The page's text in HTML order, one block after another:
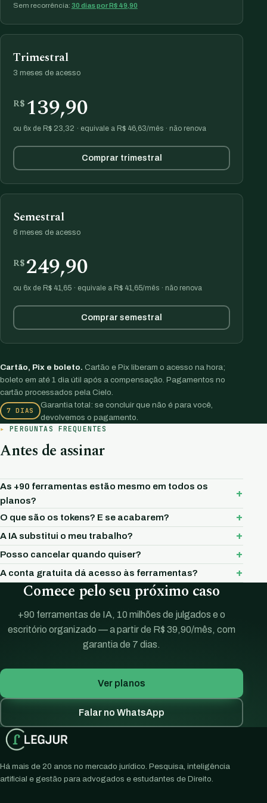
Sem recorrência: 30 dias por R$ 49,90
Trimestral
3 meses de acesso
R$ 139,90
ou 6x de R$ 23,32 · equivale a R$ 46,63/mês · não renova
Comprar trimestral
Semestral
6 meses de acesso
R$249,90
ou 6x de R$ 41,65 · equivale a R$ 41,65/mês · não renova
Comprar semestral
Cartão, Pix e boleto. Cartão e Pix liberam o acesso na hora;
boleto em até 1 dia útil após a compensação. Pagamentos no
cartão processados pela Cielo.
7 DIAS
Garantia total: se concluir que não é para você,
devolvemos o pagamento.
PERGUNTAS FREQUENTES
Antes de assinar
As +90 ferramentas estão mesmo em todos os
planos?
O que são os tokens? E se acabarem?
A IA substitui o meu trabalho?
Posso cancelar quando quiser?
A conta gratuita dá acesso às ferramentas?
Comece pelo seu próximo caso
+90 ferramentas de IA, 10 milhões de julgados e o
escritório organizado — a partir de R$ 39,90/mês, com
garantia de 7 dias.
Ver planos
Falar no WhatsApp
Há mais de 20 anos no mercado jurídico. Pesquisa, inteligência
artificial e gestão para advogados e estudantes de Direito.